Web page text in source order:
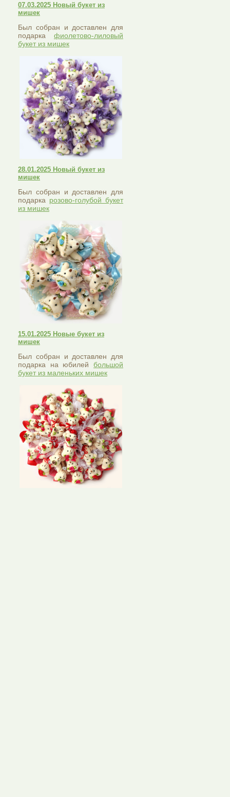
07.03.2025 Новый букет из
мишек
Был собран и доставлен для
подарка фиолетово-лиловый
букет из мишек
28.01.2025 Новый букет из
мишек
Был собран и доставлен для
подарка розово-голубой букет
из мишек
15.01.2025 Новые букет из
мишек
Был собран и доставлен для
подарка на юбилей большой
букет из маленьких мишек